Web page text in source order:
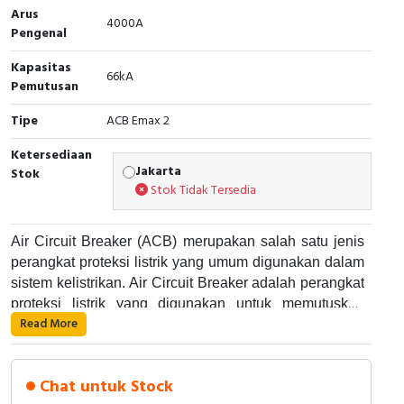
Cable Operated Switch
Signalling Columns
Safety Sensors
Pressure Switch
Ultrasonic & Rotary Encoder
Limit Switch
Inductive Sensors
Photoelectric
Panel Box
Arus
Pengenal
4000A
Kapasitas
Pemutusan
66kA
Tipe
ACB Emax 2
Ketersediaan
Stok
Jakarta
Stok Tidak Tersedia
Air Circuit Breaker (ACB) merupakan salah satu jenis
perangkat proteksi listrik yang umum digunakan dalam
sistem kelistrikan. Air Circuit Breaker adalah perangkat
proteksi listrik yang digunakan untuk memutuskan
aliran listrik pada suatu rangkaian listrik saat terjadi
gangguan atau kelebihan arus. Alat ini umumnya
digunakan di dalam panel listrik industri dan dapat
digunakan pada sistem listrik dengan tegangan yang
Air Circuit Breaker bekerja dengan cara memutuskan
aliran listrik pada suatu rangkaian listrik saat terjadi
gangguan atau kelebihan arus. Air Circuit Breaker
Read More
Chat untuk Stock